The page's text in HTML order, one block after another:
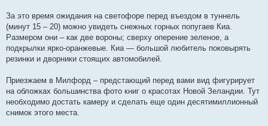
За это время ожидания на светофоре перед въездом в туннель
(минут 15 – 20) можно увидеть снежных горных попугаев Киа.
Размером они – как две вороны; сверху оперение зеленое, а
подкрылки ярко-оранжевые. Киа — большой любитель поковырять
резинки и дворники стоящих автомобилей.
Приезжаем в Милфорд – предстающий перед вами вид фигурирует
на обложках большинства фото книг о красотах Новой Зеландии. Тут
необходимо достать камеру и сделать еще один десятимиллионный
снимок этого места.